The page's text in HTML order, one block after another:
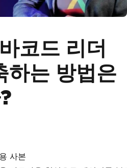
코드 리더
하는 방법은
사본